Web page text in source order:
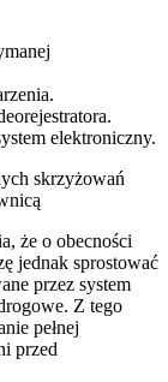
elektroniczny.
skrzyżowań
że o obecności
jednak sprostować
przez system
Z tego
pełnej
przed